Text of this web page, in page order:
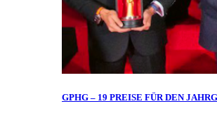
GPHG – 19 PREISE FÜR DEN